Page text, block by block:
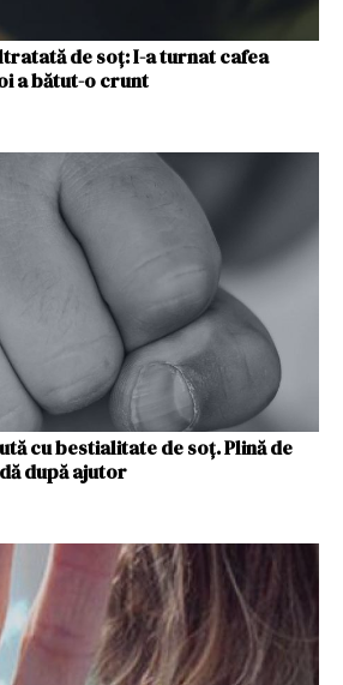
de soț: I-a turnat cafea
a bătut-o crunt
cu bestialitate de soţ. Plină de
după ajutor